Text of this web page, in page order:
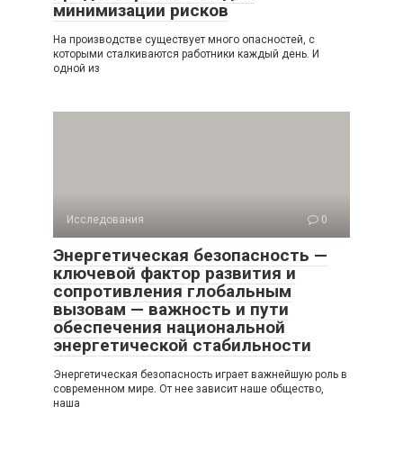
минимизации рисков
На производстве существует много опасностей, с
которыми сталкиваются работники каждый день. И
одной из
Исследования 0
Энергетическая безопасность —
ключевой фактор развития и
сопротивления глобальным
вызовам — важность и пути
обеспечения национальной
энергетической стабильности
Энергетическая безопасность играет важнейшую роль в
современном мире. От нее зависит наше общество,
наша